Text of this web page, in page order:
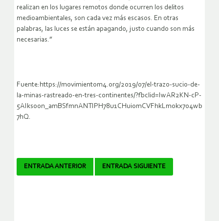
realizan en los lugares remotos donde ocurren los delitos
medioambientales, son cada vez más escasos. En otras
palabras, las luces se están apagando, justo cuando son más
necesarias.”
Fuente:https://movimientom4.org/2019/07/el-trazo-sucio-de-
la-minas-rastreado-en-tres-continentes/?fbclid=IwAR2KN-cP-
5AIksoon_amBSfmnANTIPH78u1CHuiomCVFhkLmokx704wb
7hQ.
Navegador
ENTRADA ANTERIOR ENTRADA SIGUIENTE